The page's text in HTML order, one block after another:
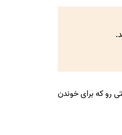
رو که برای خوندن